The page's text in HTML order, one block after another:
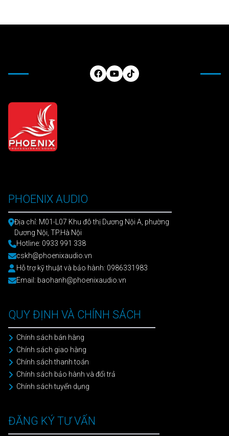
PHOENIX AUDIO
Địa chỉ: M01-L07 Khu đô thị Dương Nội A, phường
Dương Nội, TP.Hà Nội
Hotline: 0933 991 338
cskh@phoenixaudio.vn
Hỗ trợ kỹ thuật và bảo hành: 0986331983
Email: baohanh@phoenixaudio.vn
QUY ĐỊNH VÀ CHÍNH SÁCH
Chính sách bán hàng
Chính sách giao hàng
Chính sách thanh toán
Chính sách bảo hành và đổi trả
Chính sách tuyển dụng
ĐĂNG KÝ TƯ VẤN